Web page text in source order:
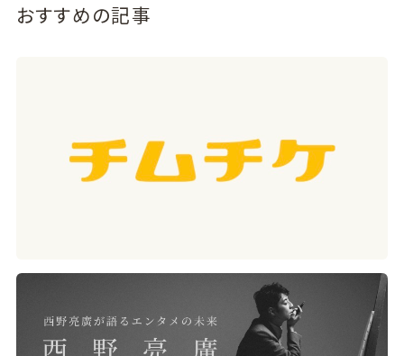
おすすめの記事